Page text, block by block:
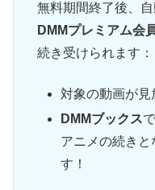
無料期間終了後、
DMMプレミアム会
続き受けられます：
対象の動画が見
DMMブックス
アニメの続きと
す！